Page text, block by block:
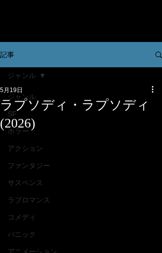
記事
ジャンル
SF
ホラー
アクション
ファンタジー
サスペンス
ラブロマンス
コメディ
パニック
ジャンル
ラプソディ・ラプソディ
(2026)
5月19日